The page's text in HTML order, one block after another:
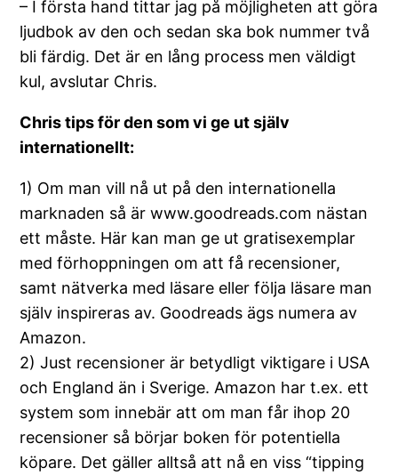
– I första hand tittar jag på möjligheten att göra
ljudbok av den och sedan ska bok nummer två
bli färdig. Det är en lång process men väldigt
kul, avslutar Chris.
Chris tips för den som vi ge ut själv
internationellt:
1) Om man vill nå ut på den internationella
marknaden så är www.goodreads.com nästan
ett måste. Här kan man ge ut gratisexemplar
med förhoppningen om att få recensioner,
samt nätverka med läsare eller följa läsare man
själv inspireras av. Goodreads ägs numera av
Amazon.
2) Just recensioner är betydligt viktigare i USA
och England än i Sverige. Amazon har t.ex. ett
system som innebär att om man får ihop 20
recensioner så börjar boken för potentiella
köpare. Det gäller alltså att nå en viss “tipping